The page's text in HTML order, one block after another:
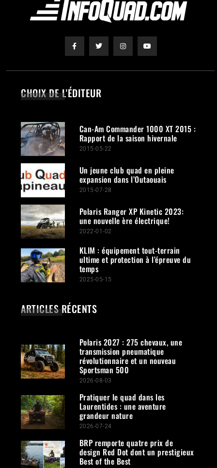
CHOIX DE L'ÉDITEUR
Can-Am Commander 1000 XT 2015 :
Rapport de la saison hivernale
2015-05-22
Un jeune club quad en pleine
expansion dans l’Outaouais
2015-07-28
Polaris Ranger XP Kinetic 2023:
une nouvelle ère électrique!
2022-01-02
KLIM : équipement tout-terrain
ultime et protection à l’épreuve du
temps
2025-05-15
ARTICLES RÉCENTS
Polaris 2027 : 275 chevaux, une
transmission pneumatique
révolutionnaire et un nouveau
Sportsman 500
2026-08-03
Pratiquer le quad dans les
Laurentides : une aventure
grandeur nature
2026-07-24
BRP remporte quatre prix de
design Red Dot dont un prestigieux
Best of the Best